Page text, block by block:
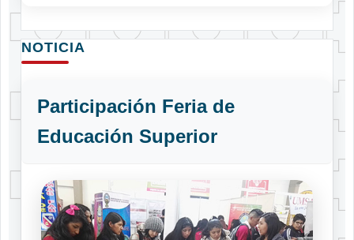
NOTICIA
Participación Feria de
Educación Superior